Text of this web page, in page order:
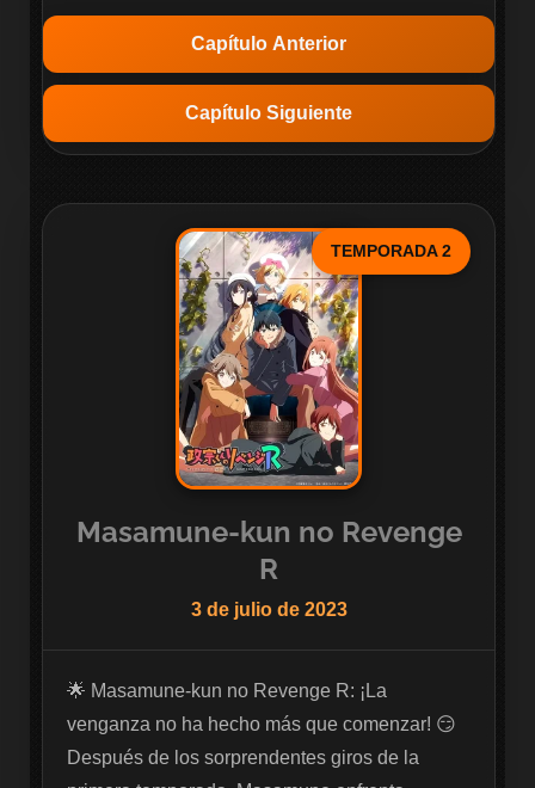
Capítulo Anterior
Capítulo Siguiente
Masamune-kun no Revenge
R
3 de julio de 2023
TEMPORADA 2
🌟 Masamune-kun no Revenge R: ¡La
venganza no ha hecho más que comenzar! 😏
Después de los sorprendentes giros de la